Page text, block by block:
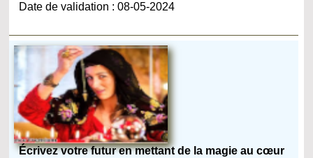
Date de validation : 08-05-2024
Écrivez votre futur en mettant de la magie au cœur